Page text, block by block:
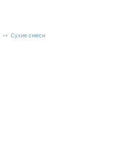
Сухие смеси